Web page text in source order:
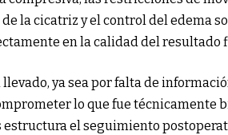
la cicatriz y el control del edema
en la calidad del resultado
ya sea por falta de
lo que fue técnicamente
estructura el seguimiento